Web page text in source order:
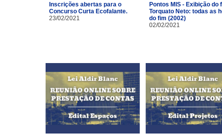
Inscrições abertas para o
Concurso Curta Ecofalante.
23/02/2021
Pontos MIS - Exibição do
Torquato Neto: todas as
do fim (2002)
02/02/2021